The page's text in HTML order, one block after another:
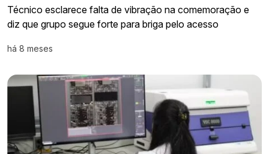
Técnico esclarece falta de vibração na comemoração e
diz que grupo segue forte para briga pelo acesso
há 8 meses